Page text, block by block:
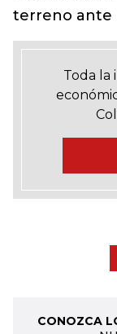
terreno ante
Toda la
CONOZCA